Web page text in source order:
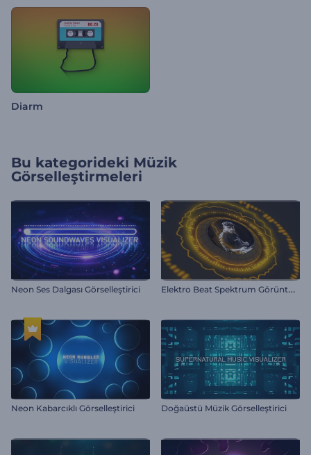
Diarm
Bu kategorideki Müzik
Görselleştirmeleri
Neon Ses Dalgası Görselleştirici E
lektro Beat Spektrum Görüntüleyici
Neon Kabarcıklı Görselleştirici Doğaüstü Müzik Görselleştirici